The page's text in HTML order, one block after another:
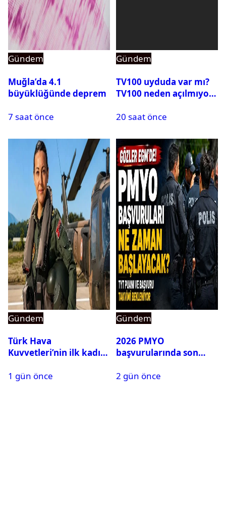
Gündem
Muğla’da 4.1
büyüklüğünde deprem
7 saat önce
Gündem
TV100 uyduda var mı?
TV100 neden açılmıyor?
20 saat önce
Gündem
Türk Hava
Kuvvetleri’nin ilk kadın
Karapınar hakkında
1 gün önce
Gündem
2026 PMYO
başvurularında son
2 gün önce